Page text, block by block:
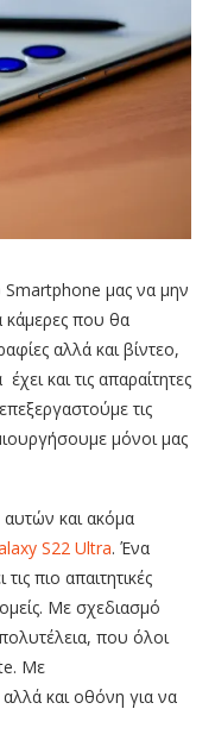
μας να μην
κάμερες που θα
αλλά και βίντεο,
και τις απαραίτητες
τις
μόνοι μας
και ακόμα
S22 Ultra. Ένα
πιο απαιτητικές
Με σχεδιασμό
που όλοι
Με
και οθόνη για να